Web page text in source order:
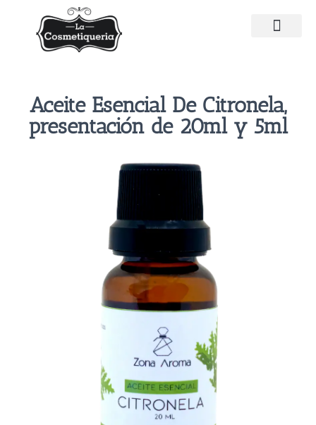
Aceite Esencial De Citronela,
presentación de 20ml y 5ml